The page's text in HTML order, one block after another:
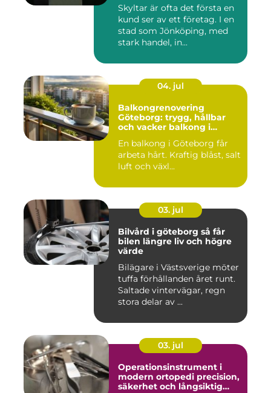
Skyltar är ofta det första en
kund ser av ett företag. I en
stad som Jönköping, med
stark handel, in...
04. jul
Balkongrenovering
Göteborg: trygg, hållbar
och vacker balkong i
En balkong i Göteborg får
arbeta hårt. Kraftig blåst, salt
luft och växl...
03. jul
Bilvård i göteborg så får
bilen längre liv och högre
värde
Bilägare i Västsverige möter
tuffa förhållanden året runt.
Saltade vintervägar, regn
stora delar av ...
03. jul
Operationsinstrument i
modern ortopedi precision,
säkerhet och långsiktig